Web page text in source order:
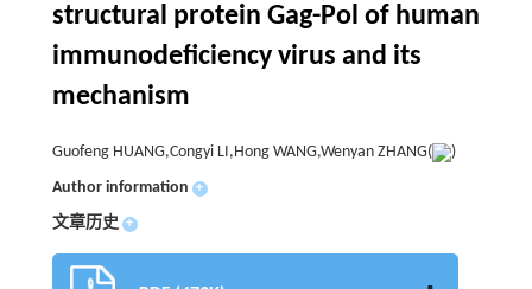
structural protein Gag-Pol of human
immunodeficiency virus and its
mechanism
Guofeng HUANG,Congyi LI,Hong WANG,Wenyan ZHANG(
)
Author information +
文章历史 +